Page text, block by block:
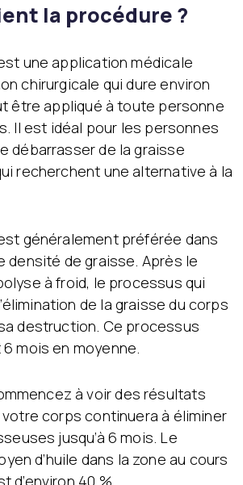
la procédure ?
une application médicale
chirurgicale qui dure environ
être appliqué à toute personne
Il est idéal pour les personnes
débarrasser de la graisse
recherchent une alternative à la
généralement préférée dans
densité de graisse. Après le
à froid, le processus qui
de la graisse du corps
destruction. Ce processus
mois en moyenne.
à voir des résultats
corps continuera à éliminer
jusqu’à 6 mois. Le
d’huile dans la zone au cours
d’environ 40 %.